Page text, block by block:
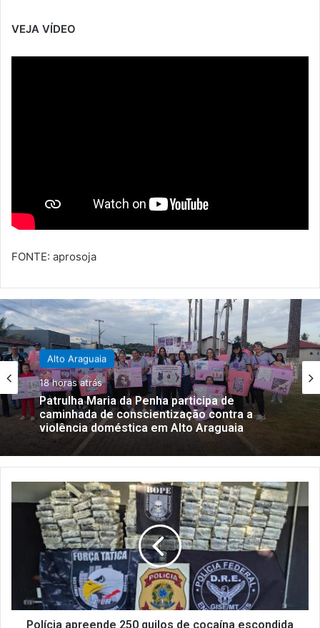
VEJA VÍDEO
FONTE: aprosoja
Alto Araguaia
18 horas atrás
Patrulha Maria da Penha participa de
caminhada de conscientização contra a
violência doméstica em Alto Araguaia
Destaque
19 horas atrás
Mesmo aliado a Pivetta e Mauro, Podemos
libera filiados para apoiar Wellington e
Janaina
Polícia apreende 250 quilos de cocaína escondida